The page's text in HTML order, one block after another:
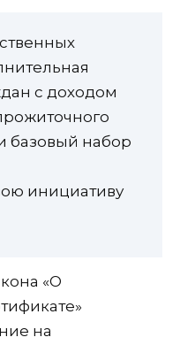
с доходом
базовый набор
инициативу
«О
на